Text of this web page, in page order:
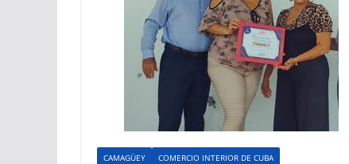
CAMAGÜEY
COMERCIO INTERIOR DE CUBA